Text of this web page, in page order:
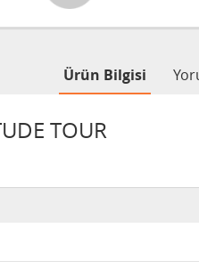
Ürün Bilgisi
TOUR